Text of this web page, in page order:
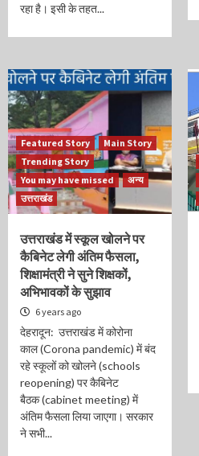
रहा है। इसी के तहत...
Featured Story
Main Story
Trending Story
You may have missed
अन्य
उत्तराखंड
उत्तराखंड में स्कूल खोलने पर
कैबिनेट लेगी अंतिम फैसला,
शिक्षामंत्री ने सुने शिक्षकों,
अभिभावकों के सुझाव
6 years ago
देहरादून: उत्तराखंड में कोरोना
काल (Corona pandemic) में बंद
रहे स्कूलों को खोलने (schools
reopening) पर कैबिनेट
बैठक (cabinet meeting) में
अंतिम फैसला लिया जाएगा। सरकार
ने सभी...